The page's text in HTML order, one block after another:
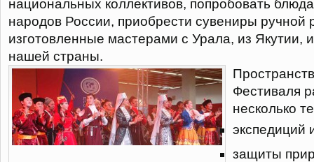
национальных коллективов, попробовать
народов России, приобрести сувениры ручной
изготовленные мастерами с Урала, из Якутии,
нашей страны.
Фестиваля
несколько
экспедиций
защиты